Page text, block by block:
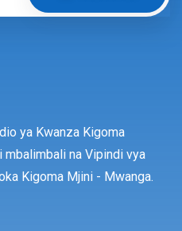
ya Kwanza Kigoma
mbalimbali na Vipindi vya
Kigoma Mjini - Mwanga.